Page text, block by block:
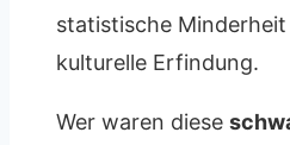
statistische Minderheit
kulturelle Erfindung.
Wer waren diese